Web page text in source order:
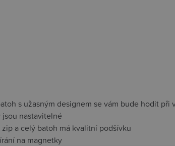
s užasným designem se vám bude hodit při
jsou nastavitelné
a celý batoh má kvalitní podšívku
na magnetky